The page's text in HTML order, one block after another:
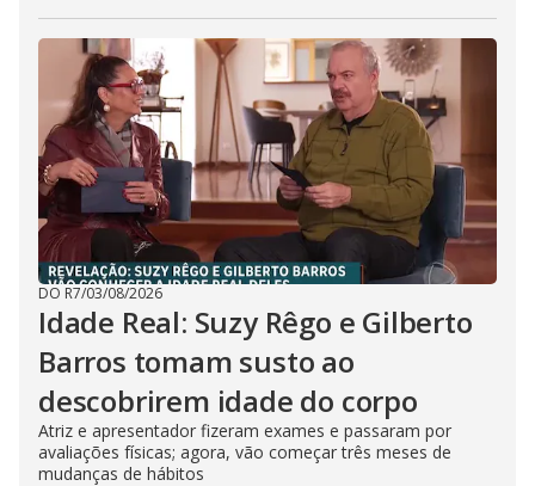
DO R7/03/08/2026
Idade Real: Suzy Rêgo e Gilberto
Barros tomam susto ao
descobrirem idade do corpo
Atriz e apresentador fizeram exames e passaram por
avaliações físicas; agora, vão começar três meses de
mudanças de hábitos